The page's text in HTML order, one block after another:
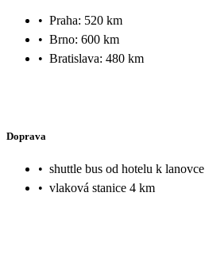
• Praha: 520 km
• Brno: 600 km
• Bratislava: 480 km
Doprava
• shuttle bus od hotelu k lanovce
• vlaková stanice 4 km